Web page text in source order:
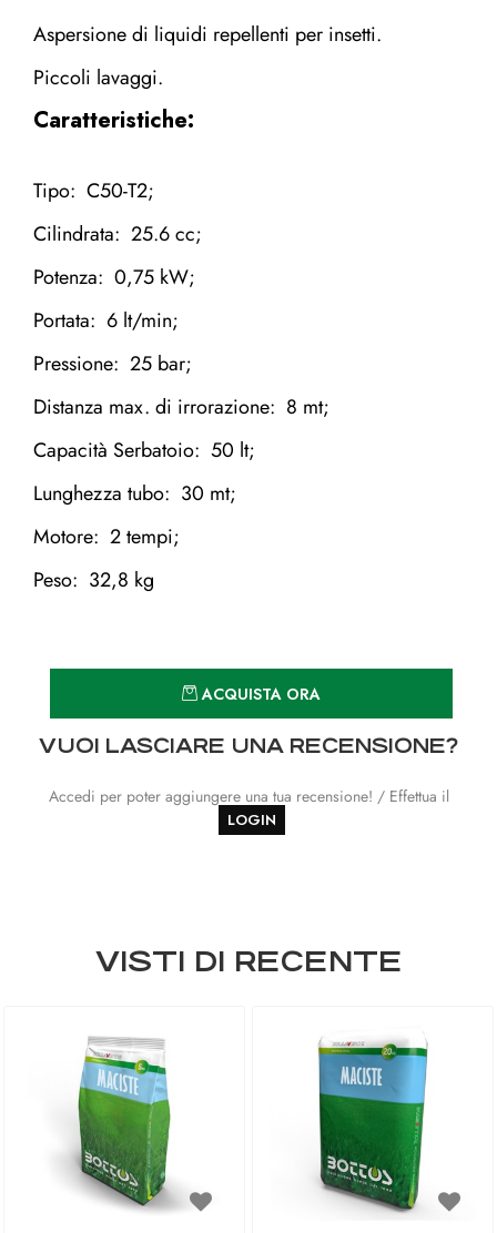
Aspersione di liquidi repellenti per insetti.
Piccoli lavaggi.
Caratteristiche:
Tipo: C50-T2;
Cilindrata: 25.6 cc;
Potenza: 0,75 kW;
Portata: 6 lt/min;
Pressione: 25 bar;
Distanza max. di irrorazione: 8 mt;
Capacità Serbatoio: 50 lt;
Lunghezza tubo: 30 mt;
Motore: 2 tempi;
Peso: 32,8 kg
ACQUISTA ORA
VUOI LASCIARE UNA RECENSIONE?
Accedi per poter aggiungere una tua recensione! / Effettua il
LOGIN
VISTI DI RECENTE